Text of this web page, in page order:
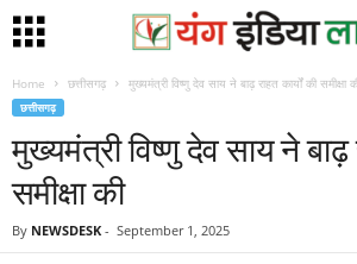
Home छत्तीसगढ़ मुख्यमंत्री विष्णु देव साय ने बाढ़ राहत कार्यों की समीक्षा
छत्तीसगढ़
मुख्यमंत्री विष्णु देव साय ने बाढ़
समीक्षा की
By NEWSDESK - September 1, 2025